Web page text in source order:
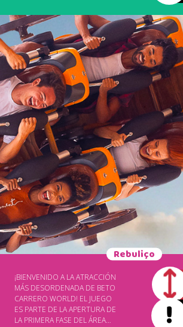
PERO CUIDADO, PORQUE
AQUÍ EL JUEGO ES EN SERIO.
DEMUESTRA TU PUNTERÍA
MIENTRAS GIRAS SIN PARAR EN
ESTA EMOCIONANTE
ATRACCIÓN. SI CREES QUE ES
FÁCIL, SERÁ MEJOR QUE LO
PIENSES DOS VECES, ¡PORQUE
LA DIVERSIÓN GIRA A TODA
VELOCIDAD! ATENCIÓN:
PERSONAS CON ESTATURA
ENTRE 90 CM Y 120 CM SOLO
PUEDEN INGRESAR
ACOMPAÑADAS POR UN
ADULTO RESPONSABLE. LA
FILA DE LA ATRACCIÓN SE
CIERRA A LAS 18 H, PERO LA
MISMA FUNCIONA HASTA QUE
EL ÚLTIMO VISITANTE SE HAYA
DIVERTIDO.
Rebuliço
¡BIENVENIDO A LA ATRACCIÓN
MÁS DESORDENADA DE BETO
CARRERO WORLD! EL JUEGO
ES PARTE DE LA APERTURA DE
LA PRIMERA FASE DEL ÁREA